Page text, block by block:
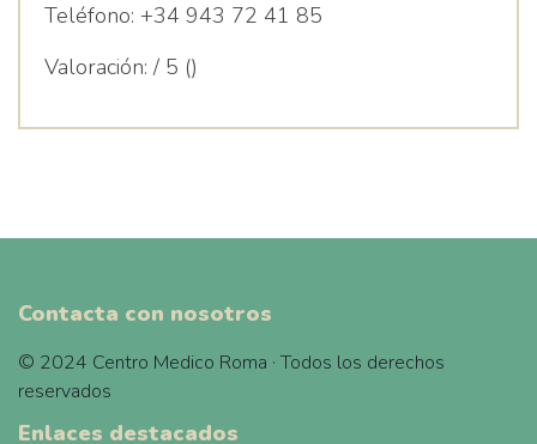
Teléfono: +34 943 72 41 85
Valoración: / 5 ()
Contacta con nosotros
© 2024 Centro Medico Roma · Todos los derechos
reservados
Enlaces destacados